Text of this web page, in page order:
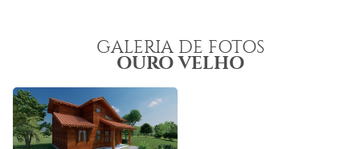
GALERIA DE FOTOS
OURO VELHO